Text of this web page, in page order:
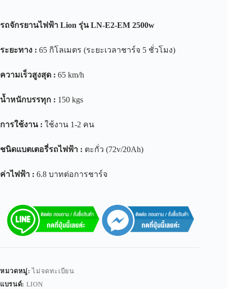
รถจักรยานไฟฟ้า Lion รุ่น LN-E2-EM 2500w
ระยะทาง : 65 กิโลเมตร (ระยะเวลาชาร์จ 5 ชั่วโมง)
ความเร็วสูงสุด : 65 km/h
น้ำหนักบรรทุก : 150 kgs
การใช้งาน: ใช้งาน 1-2 คน
ชนิดแบตเตอรี่รถไฟฟ้า : ตะกั่ว (72v/20Ah)
ค่าไฟฟ้า : 6.8 บาทต่อการชาร์จ
หมวดหมู่:ไม่จดทะเบียน
แบรนด์: LION